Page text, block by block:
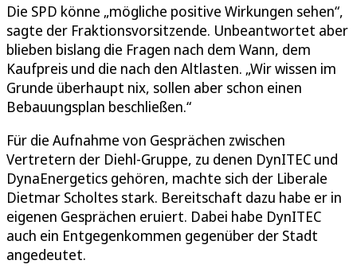
Die SPD könne „mögliche positive Wirkungen sehen“,
sagte der Fraktionsvorsitzende. Unbeantwortet aber
blieben bislang die Fragen nach dem Wann, dem
Kaufpreis und die nach den Altlasten. „Wir wissen im
Grunde überhaupt nix, sollen aber schon einen
Bebauungsplan beschließen.“
Für die Aufnahme von Gesprächen zwischen
Vertretern der Diehl-Gruppe, zu denen DynITEC und
DynaEnergetics gehören, machte sich der Liberale
Dietmar Scholtes stark. Bereitschaft dazu habe er in
eigenen Gesprächen eruiert. Dabei habe DynITEC
auch ein Entgegenkommen gegenüber der Stadt
angedeutet.